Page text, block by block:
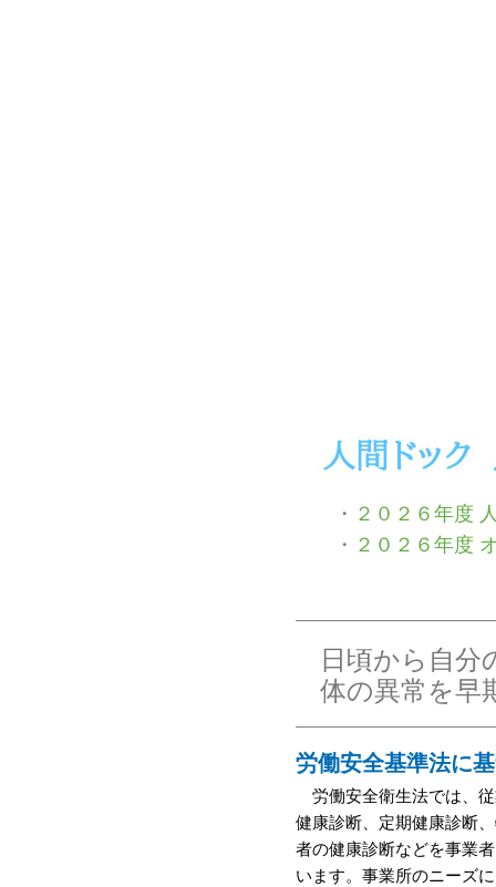
・ ２０２６年度
・ ２０２６年度
日頃から自分
体の異常を早
労働安全基準法に
労働安全衛生法では、
健康診断、定期健康診断
者の健康診断などを事業
います。事業所のニーズ